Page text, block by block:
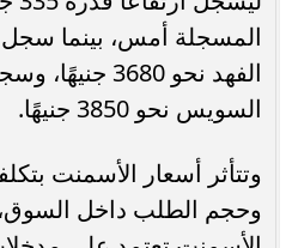
المسجلة أمس، بينما
الفهد نحو
السويس نحو 3850 جنيهًا.
وتتأثر أسعار الأسمنت
وحجم الطلب داخل